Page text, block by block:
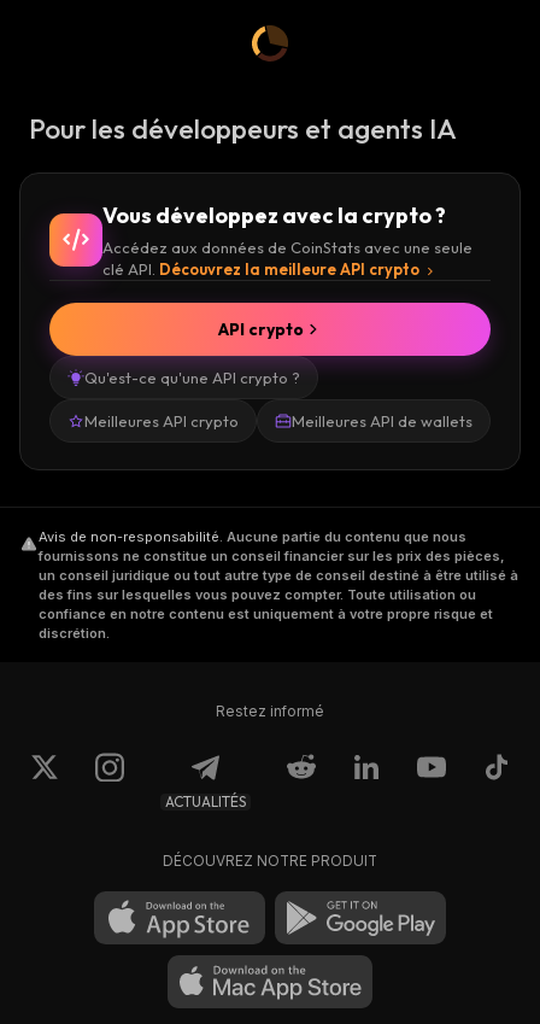
Pour les développeurs et agents IA
Vous développez avec la crypto ?
Accédez aux données de CoinStats avec une seule
clé API. Découvrez la meilleure API crypto
Qu'est-ce qu'une API crypto ?
Meilleures API crypto Meilleures API de wallets
API crypto
Avis de non-responsabilité. Aucune partie du contenu que nous
fournissons ne constitue un conseil financier sur les prix des pièces,
un conseil juridique ou tout autre type de conseil destiné à être utilisé à
des fins sur lesquelles vous pouvez compter. Toute utilisation ou
confiance en notre contenu est uniquement à votre propre risque et
discrétion.
Restez informé
ACTUALITÉS
DÉCOUVREZ NOTRE PRODUIT